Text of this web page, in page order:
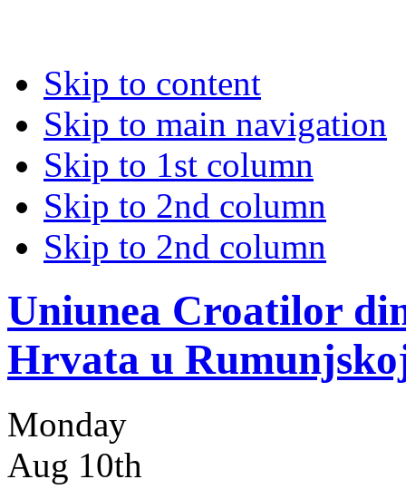
Skip to content
Skip to main navigation
Skip to 1st column
Skip to 2nd column
Skip to 2nd column
Uniunea Croatilor
Hrvata u
Monday
Aug 10th